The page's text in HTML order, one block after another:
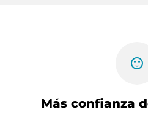
sentiment_satisfied
Más confianza